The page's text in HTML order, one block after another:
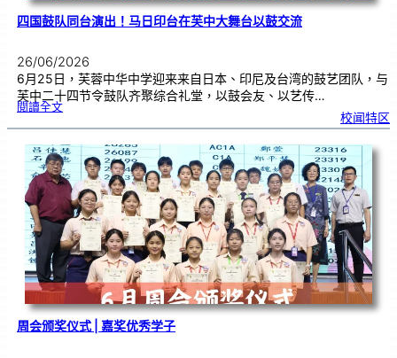
四国鼓队同台演出！马日印台在芙中大舞台以鼓交流
26/06/2026
6月25日，芙蓉中华中学迎来来自日本、印尼及台湾的鼓艺团队，与
芙中二十四节令鼓队齐聚综合礼堂，以鼓会友、以艺传…
閱讀全文:四
队
台
演
出
！
马
日
印
台
在
芙
中
大
舞
台
以
鼓
交
流
校闻特区
周会颁奖仪式 | 嘉奖优秀学子